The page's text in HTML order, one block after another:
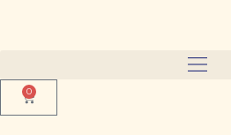
0